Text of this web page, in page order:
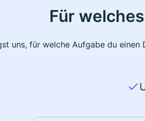
Für
uns, für welche Aufgabe du